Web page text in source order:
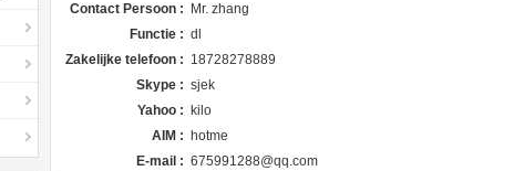
Contact Persoon :
Mr. zhang
Functie : dl
Zakelijke telefoon : 18728278889
Skype : sjek
Yahoo :
kilo
AIM :
hotme
E-mail : 675991288@qq.com